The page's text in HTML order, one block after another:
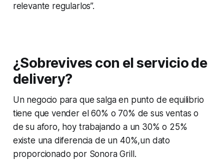
relevante regularlos”.
¿Sobrevives con el servicio de
delivery?
Un negocio para que salga en punto de equilibrio
tiene que vender el 60% o 70% de sus ventas o
de su aforo, hoy trabajando a un 30% o 25%
existe una diferencia de un 40%,un dato
proporcionado por Sonora Grill.